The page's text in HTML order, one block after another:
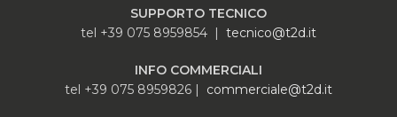
SUPPORTO TECNICO
tel +39 075 8959854 | tecnico@t2d.it
INFO COMMERCIALI
tel +39 075 8959826 | commerciale@t2d.it